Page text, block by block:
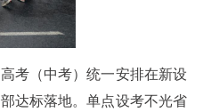
考（中考）统一安排在新设
达标落地。单点设考不光省